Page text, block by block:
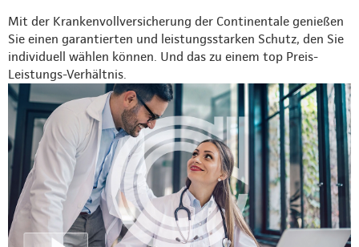
Mit der Krankenvollversicherung der Continentale genießen
Sie einen garantierten und leistungsstarken Schutz, den Sie
individuell wählen können. Und das zu einem top Preis-
Leistungs-Verhältnis.